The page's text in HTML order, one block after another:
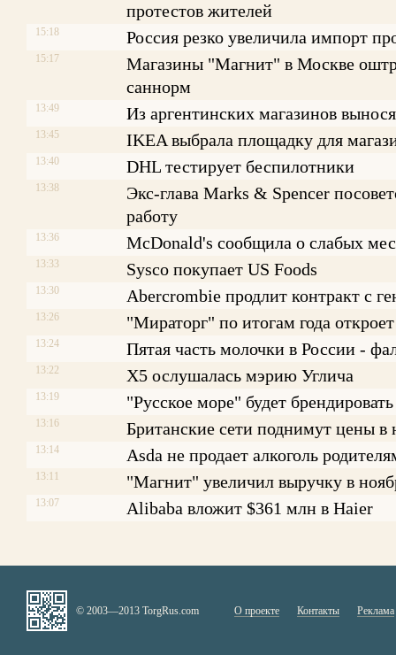
протестов жителей
15:18 Россия резко увеличила импорт
15:17
Магазины "Магнит" в Москве
саннорм
13:49 Из аргентинских магазинов
13:45 IKEA выбрала площадку для
13:40 DHL тестирует беспилотники
13:38
Экс-глава Marks & Spencer
работу
13:36 McDonald's сообщила о слабых
13:33 Sysco покупает US Foods
13:30 Abercrombie продлит контракт с
13:26 "Мираторг" по итогам года
13:24 Пятая часть молочки в России -
13:22 X5 ослушалась мэрию Углича
13:19 "Русское море" будет
13:16 Британские сети поднимут цены
13:14 Asda не продает алкоголь
13:11 "Магнит" увеличил выручку в
13:07 Alibaba вложит $361 млн в Haier
© 2003—2013 TorgRus.com О проекте Контакты Реклама